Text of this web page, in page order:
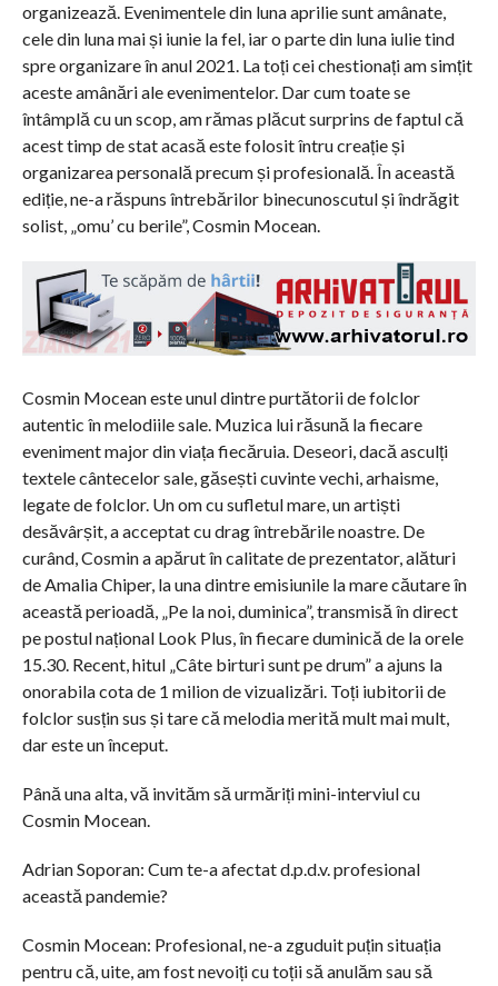
organizează. Evenimentele din luna aprilie sunt amânate,
cele din luna mai și iunie la fel, iar o parte din luna iulie tind
spre organizare în anul 2021. La toți cei chestionați am simțit
aceste amânări ale evenimentelor. Dar cum toate se
întâmplă cu un scop, am rămas plăcut surprins de faptul că
acest timp de stat acasă este folosit întru creație și
organizarea personală precum și profesională. În această
ediție, ne-a răspuns întrebărilor binecunoscutul și îndrăgit
solist, „omu’ cu berile”, Cosmin Mocean.
Cosmin Mocean este unul dintre purtătorii de folclor
autentic în melodiile sale. Muzica lui răsună la fiecare
eveniment major din viața fiecăruia. Deseori, dacă asculți
textele cântecelor sale, găsești cuvinte vechi, arhaisme,
legate de folclor. Un om cu sufletul mare, un artiști
desăvârșit, a acceptat cu drag întrebările noastre. De
curând, Cosmin a apărut în calitate de prezentator, alături
de Amalia Chiper, la una dintre emisiunile la mare căutare în
această perioadă, „Pe la noi, duminica”, transmisă în direct
pe postul național Look Plus, în fiecare duminică de la orele
15.30. Recent, hitul „Câte birturi sunt pe drum” a ajuns la
onorabila cota de 1 milion de vizualizări. Toți iubitorii de
folclor susțin sus și tare că melodia merită mult mai mult,
dar este un început.
Până una alta, vă invităm să urmăriți mini-interviul cu
Cosmin Mocean.
Adrian Soporan: Cum te-a afectat d.p.d.v. profesional
această pandemie?
Cosmin Mocean: Profesional, ne-a zguduit puțin situația
pentru că, uite, am fost nevoiți cu toții să anulăm sau să